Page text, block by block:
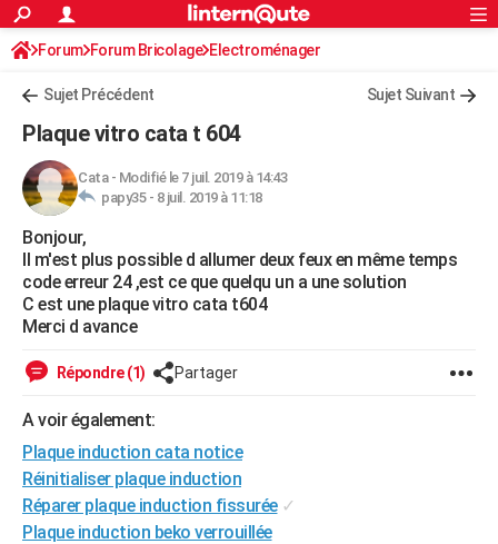
ACTUALITÉS
Politique
Société
Faits Divers
Education
Monde
Villes
+
FINANCE
Retraite
Impôts
Epargne
Immobilier
Risques naturels par ville
Banque
Assurance
Crédit
AUTO
Essais
Réserver un essai
Citadines
Berlines
SUV
Forum auto
+HIGH-TECH
Mobiles
Meilleur smartphone
Internet
Ordinateurs
Jeux vidéo
Guide high-tech
+BRICOLAGE
Forum
Aménagement intérieur
Extérieur
Cuisine
Salle de bains
Jardinage
Rangement
Guides de France
Escapades
Patrimoine
Expositions
Musées
Week-end nature
Art de vivre
Bien-être
Loisirs
Mode
Modes de vie
Alimentation
Guide de la santé
Maladies
Médicaments
Sommeil
VOYAGE
Destinations
City break
Voyage nature
Voyage de noces
Forum
Climat
PHOTO
S'inscrire
Connexion
Forum Forum Bricolage Electroménager
Sujet Précédent Sujet Suivant
Plaque vitro cata t 604
Cata- Modifié le 7 juil. 2019 à 14:43
papy35 - 8 juil. 2019 à 11:18
Bonjour,
Il m'est plus possible d allumer deux feux en même temps
code erreur 24 ,est ce que quelqu un a une solution
C est une plaque vitro cata t604
Merci d avance
Répondre (1) Partager
A voir également:
Plaque induction cata notice
Réinitialiser plaque induction
Réparer plaque induction fissurée ✓
Plaque induction beko verrouillée